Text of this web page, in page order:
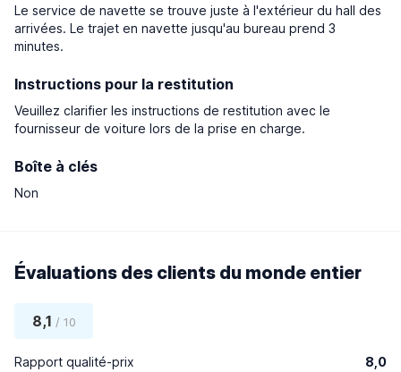
Le service de navette se trouve juste à l'extérieur du hall des
arrivées. Le trajet en navette jusqu'au bureau prend 3
minutes.
Instructions pour la restitution
Veuillez clarifier les instructions de restitution avec le
fournisseur de voiture lors de la prise en charge.
Boîte à clés
Non
Évaluations des clients du monde entier
8,1 / 10
Rapport qualité-prix 8,0